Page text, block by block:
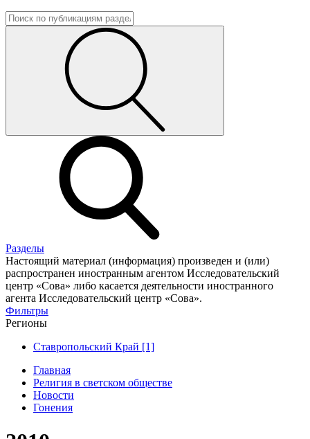
Разделы
Настоящий материал (информация) произведен и (или)
распространен иностранным агентом Исследовательский
центр «Сова» либо касается деятельности иностранного
агента Исследовательский центр «Сова».
Фильтры
Регионы
Ставропольский Край [1]
Главная
Религия в светском обществе
Новости
Гонения